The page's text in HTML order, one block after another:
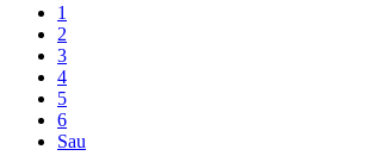
1
2
3
4
5
6
Sau